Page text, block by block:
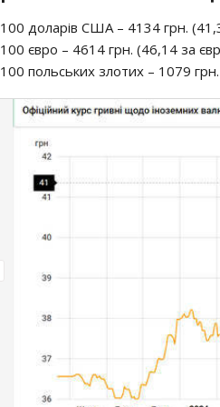
100 доларів США – 4134 грн.
100 євро – 4614 грн. (46,14 за
100 польських злотих – 1079